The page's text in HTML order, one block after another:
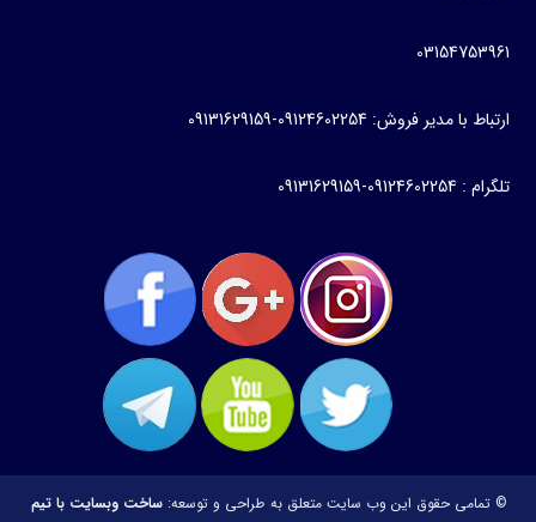
فروش: 09124602254-09131629159
حقوق این وب سایت متعلق به طراحی و توسعه: ساخت وبسایت با تیم